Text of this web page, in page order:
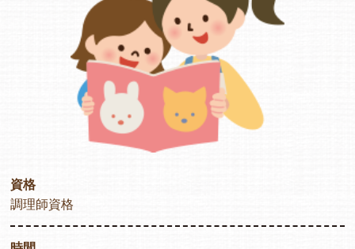
資格
調理師資格